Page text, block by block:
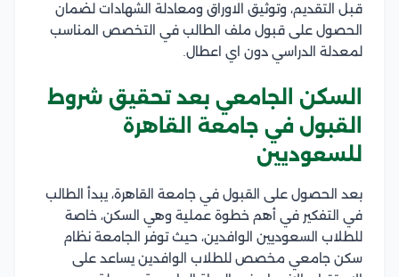
قبل التقديم، وتوثيق الاوراق ومعادلة الشهادات لضمان
الحصول على قبول ملف الطالب في التخصص المناسب
لمعدلة الدراسي دون اي اعطال.
السكن الجامعي بعد تحقيق شروط
القبول في جامعة القاهرة
للسعوديين
بعد الحصول على القبول في جامعة القاهرة، يبدأ الطالب
في التفكير في أهم خطوة عملية وهي السكن، خاصة
للطلاب السعوديين الوافدين، حيث توفر الجامعة نظام
سكن جامعي مخصص للطلاب الوافدين يساعد على